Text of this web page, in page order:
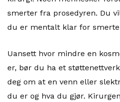
smerter fra prosedyren. Du
du er mentalt klar for
Uansett hvor mindre en
er, bør du ha et
deg om at en venn eller
du er og hva du gjør.